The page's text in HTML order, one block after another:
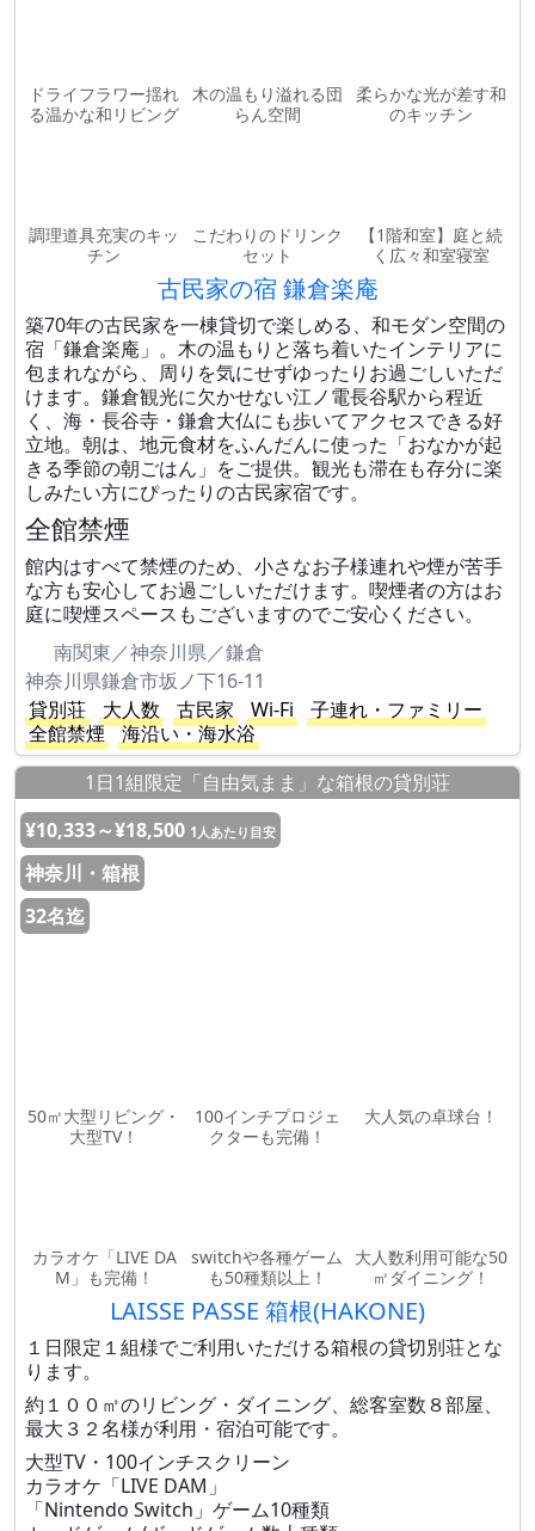
ドライフラワー揺れ
る温かな和リビング
木の温もり溢れる団
らん空間
柔らかな光が差す和
のキッチン
調理道具充実のキッ
チン
こだわりのドリンク
セット
【1階和室】庭と続
く広々和室寝室
古民家の宿 鎌倉楽庵
築70年の古民家を一棟貸切で楽しめる、和モダン空間の
宿「鎌倉楽庵」。木の温もりと落ち着いたインテリアに
包まれながら、周りを気にせずゆったりお過ごしいただ
けます。鎌倉観光に欠かせない江ノ電長谷駅から程近
く、海・長谷寺・鎌倉大仏にも歩いてアクセスできる好
立地。朝は、地元食材をふんだんに使った「おなかが起
きる季節の朝ごはん」をご提供。観光も滞在も存分に楽
しみたい方にぴったりの古民家宿です。
全館禁煙
館内はすべて禁煙のため、小さなお子様連れや煙が苦手
な方も安心してお過ごしいただけます。喫煙者の方はお
庭に喫煙スペースもございますのでご安心ください。
南関東／神奈川県／鎌倉
神奈川県鎌倉市坂ノ下16-11
貸別荘
大人数 古民家 Wi-Fi
子連れ・ファミリー
全館禁煙
海沿い・海水浴
1日1組限定「自由気まま」な箱根の貸別荘
¥10,333～¥18,500 1人あたり目安
神奈川・箱根
32名迄
50㎡大型リビング・
大型TV！
100インチプロジェ
クターも完備！
大人気の卓球台！
カラオケ「LIVE DA
M」も完備！
switchや各種ゲーム
も50種類以上！
大人数利用可能な50
㎡ダイニング！
LAISSE PASSE 箱根(HAKONE)
１日限定１組様でご利用いただける箱根の貸切別荘とな
ります。
約１００㎡のリビング・ダイニング、総客室数８部屋、
最大３２名様が利用・宿泊可能です。
大型TV・100インチスクリーン
カラオケ「LIVE DAM」
「Nintendo Switch」ゲーム10種類